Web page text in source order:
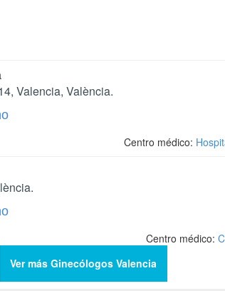
, Valencia, València.
Centro médico:
.
Centro médico:
Ver más Ginecólogos Valencia